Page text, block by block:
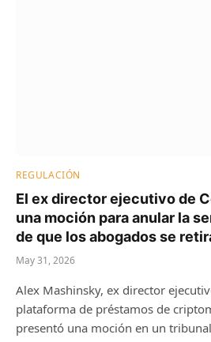
REGULACIÓN
El ex director ejecutivo de
una moción para anular la
de que los abogados se
May 31, 2026
Alex Mashinsky, ex director
plataforma de préstamos de
presentó una moción en un